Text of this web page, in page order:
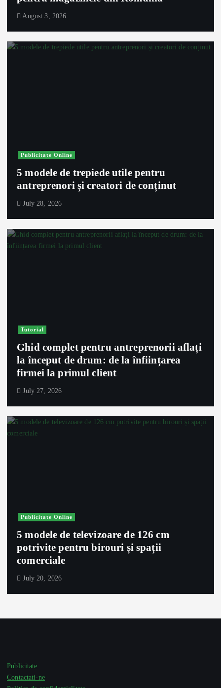
August 3, 2026
Publicitate Online
5 modele de trepiede utile pentru
antreprenori și creatori de conținut
July 28, 2026
Tutorial
Ghid complet pentru antreprenorii aflați
la început de drum: de la înființarea
firmei la primul client
July 27, 2026
Publicitate Online
5 modele de televizoare de 126 cm
potrivite pentru birouri și spații
comerciale
July 20, 2026
Publicitate
Contactati-ne